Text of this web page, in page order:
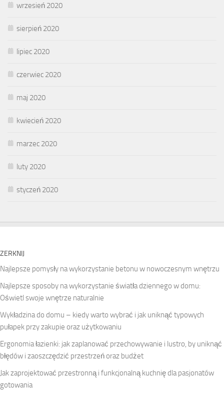
wrzesień 2020
sierpień 2020
lipiec 2020
czerwiec 2020
maj 2020
kwiecień 2020
marzec 2020
luty 2020
styczeń 2020
ZERKNIJ
Najlepsze pomysły na wykorzystanie betonu w nowoczesnym wnętrzu
Najlepsze sposoby na wykorzystanie światła dziennego w domu:
Oświetl swoje wnętrze naturalnie
Wykładzina do domu – kiedy warto wybrać i jak uniknąć typowych
pułapek przy zakupie oraz użytkowaniu
Ergonomia łazienki: jak zaplanować przechowywanie i lustro, by uniknąć
błędów i zaoszczędzić przestrzeń oraz budżet
Jak zaprojektować przestronną i funkcjonalną kuchnię dla pasjonatów
gotowania